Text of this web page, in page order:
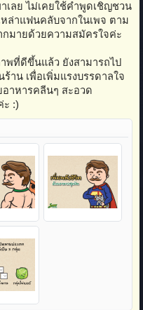
เลย ไม่เคยใช้คำพูดเชิญชวน
ล่าแฟนคลับจากในเพจ ตาม
มายด้วยความสมัครใจค่ะ
พที่ดีขึ้นแล้ว ยังสามารถไป
าน เพื่อเพิ่มแรงบรรดาลใจ
าหารคลีนๆ สะอวด
ะ :)